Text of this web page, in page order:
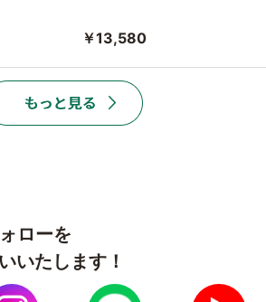
￥13,580
ローを
いたします！